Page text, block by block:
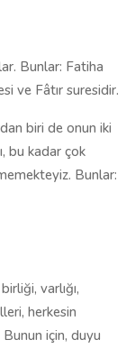
Bunlar: Fatiha
ve Fâtır suresidir.
biri de onun iki
bu kadar çok
Bunlar:
varlığı,
herkesin
için, duyu